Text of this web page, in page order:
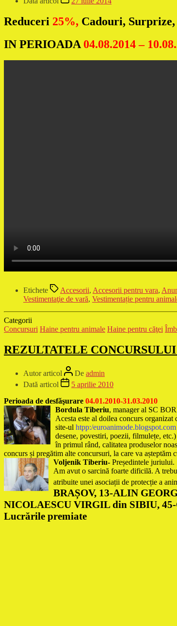
Reduceri 25%, Cadouri,
IN PERIOADA 04.08.2014 –
Etichete Accesorii, Accesorii pentru vara,
Vestimentaţie de vară, Vestimentație pentru
Categorii
Concursuri Haine pentru animale Haine pentru căţei
REZULTATELE
Autor articol De admin
Dată articol
5 aprilie 2010
Perioada de desfăşurare 04.01.2010-31.03.2010
Bordula Tiberiu, manager al SC
Acesta este al doilea concurs
site-ul htpp:/euroanimode.blogspot.com
desene, povestiri, poezii, filmulețe,
în primul rând, calitatea produselor
concurs și pregătim alte concursuri, la care va așteptăm
Voljenik Tiberiu- Președintele juriului.
Am avut o sarcină foarte dificilă. A
atribuite unei asociații de protecție a
BRAȘOV, 13-ALIN
NICOLAESCU VIRGIL din SIBIU,
Lucrările premiate